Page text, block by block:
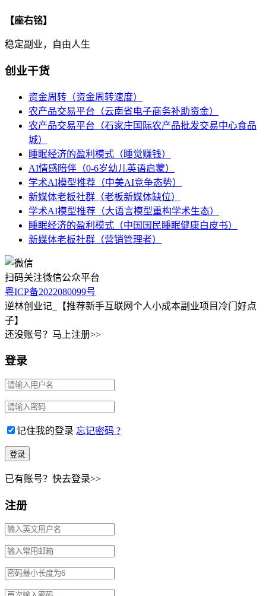
【座右铭】
稳定副业，自由人生
创业干货
资金周转（资金周转速度）
农产品交易平台（云南省电子商务补助资金）
农产品交易平台（石家庄国际农产品批发交易中心食品
城）
睡眠经济的盈利模式（睡觉赚钱）
AI情感陪伴（0-6岁幼儿英语启蒙）
学术AI模型推荐（中美AI竞争态势）
新媒体老板社群（老板新媒体缺位）
学术AI模型推荐（大语言模型重构学术生态）
睡眠经济的盈利模式（中国国民睡眠健康白皮书）
新媒体老板社群（营销管理者）
扫码关注微信公众平台
粤ICP备2022080099号
逆林创业记_【推荐新手互联网个人小成本副业项目冷门好点
子】
还没账号？马上注册>>
登录
记住我的登录 忘记密码 ?
已有账号？快去登录>>
注册